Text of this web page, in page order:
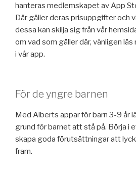
hanteras medlemskapet av App
Där gäller deras prisuppgifter och
dessa kan skilja sig från vår
om vad som gäller där, vänligen
i vår app.
För de yngre barnen
Med Alberts appar för barn 3-9 år
grund för barnet att stå på. Börja i
skapa goda förutsättningar att
fram.